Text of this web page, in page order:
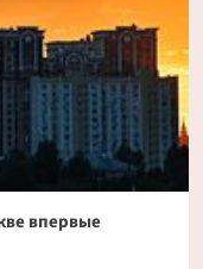
впервые